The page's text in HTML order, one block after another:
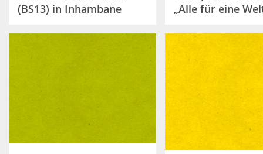
(BS13) in Inhambane
„Alle für eine